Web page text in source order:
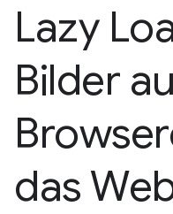
Lazy
Bilder
das